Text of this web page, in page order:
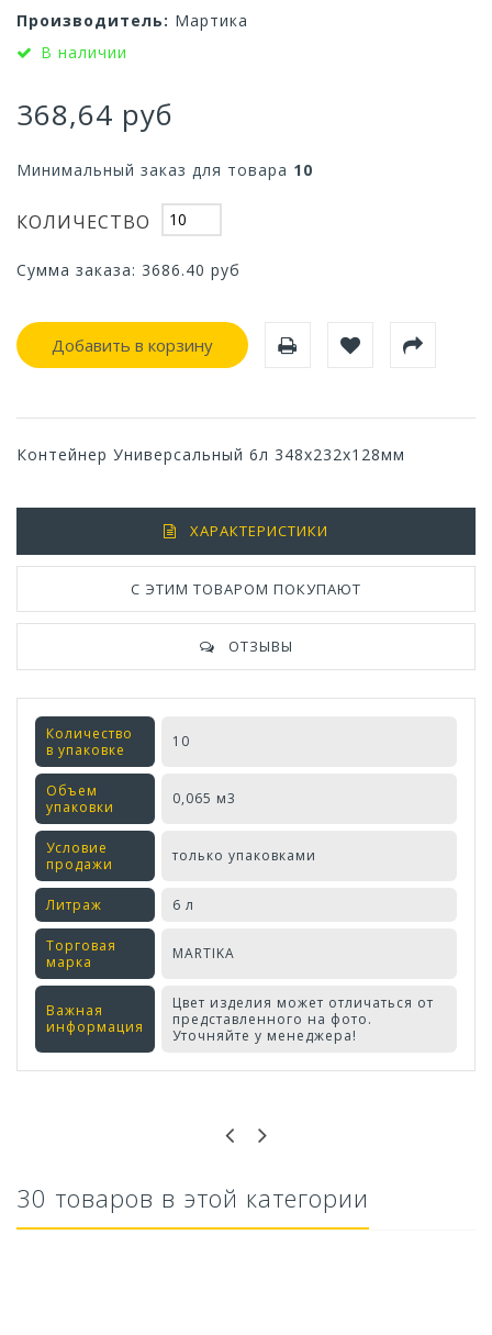
Производитель: Мартика
В наличии
368,64 руб
Минимальный заказ для товара 10
КОЛИЧЕСТВО
Сумма заказа: 3686.40 руб
Добавить в корзину
Контейнер Универсальный 6л 348х232х128мм
ХАРАКТЕРИСТИКИ
С ЭТИМ ТОВАРОМ ПОКУПАЮТ
ОТЗЫВЫ
Количество
в упаковке
10
Объем
упаковки
0,065 м3
Условие
продажи
только упаковками
Литраж 6 л
Торговая
марка
MARTIKA
Важная
информация
Цвет изделия может отличаться от
представленного на фото.
Уточняйте у менеджера!
30 товаров в этой категории